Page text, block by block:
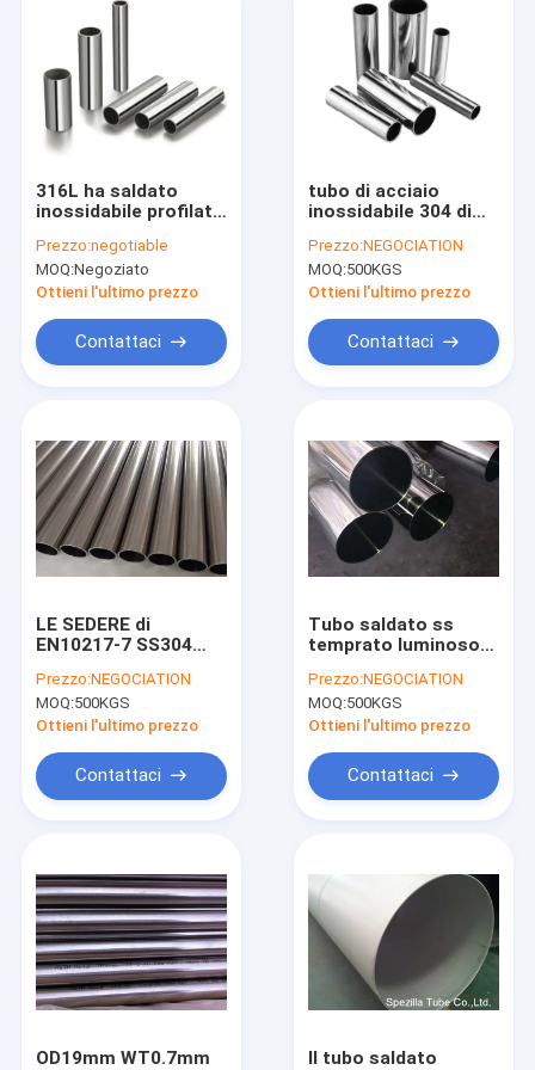
Prodotti
Circa noi
Giro della fabbrica
Richieda una citazione
tubatura dell'acciaio inossidabile di precisione
Metropolitana saldata dell'acciaio inossidabile
tubo senza giunte dell'acciaio inossidabile
tubo dello scambiatore di calore dell'acciaio inossidabile
316L ha saldato
inossidabile profilato
capillare di Anneale
Prezzo:negotiable
MOQ:Negoziato
Ottieni l'ultimo prezzo
Contattaci
tubo di acciaio
inossidabile 304 di
metropolitana
capillare
Prezzo:NEGOCIATION
MOQ:500KGS
Ottieni l'ultimo prezzo
Contattaci
LE SEDERE di
EN10217-7 SS304
metropolitana
saldata di acciaio
inossidabile
Prezzo:NEGOCIATION
MOQ:500KGS
Ottieni l'ultimo prezzo
Contattaci
Tubo saldato ss
temprato luminoso
19x0.7mm
Prezzo:NEGOCIATION
MOQ:500KGS
Ottieni l'ultimo prezzo
Contattaci
OD19mm WT0.7mm
Il tubo saldato